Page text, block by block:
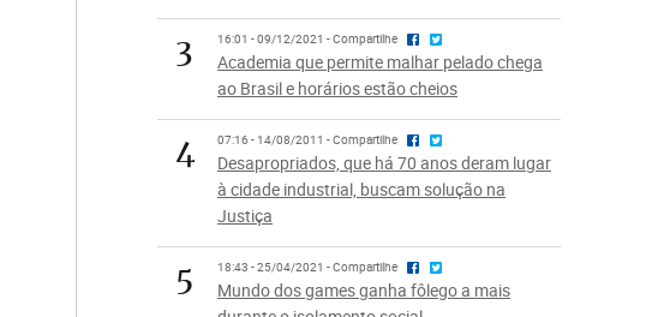
3 16:01 - 09/12/2021 - Compartilhe
Academia que permite malhar pelado chega
ao Brasil e horários estão cheios
4 07:16 - 14/08/2011 - Compartilhe
Desapropriados, que há 70 anos deram lugar
à cidade industrial, buscam solução na
Justiça
5 18:43 - 25/04/2021 - Compartilhe
Mundo dos games ganha fôlego a mais